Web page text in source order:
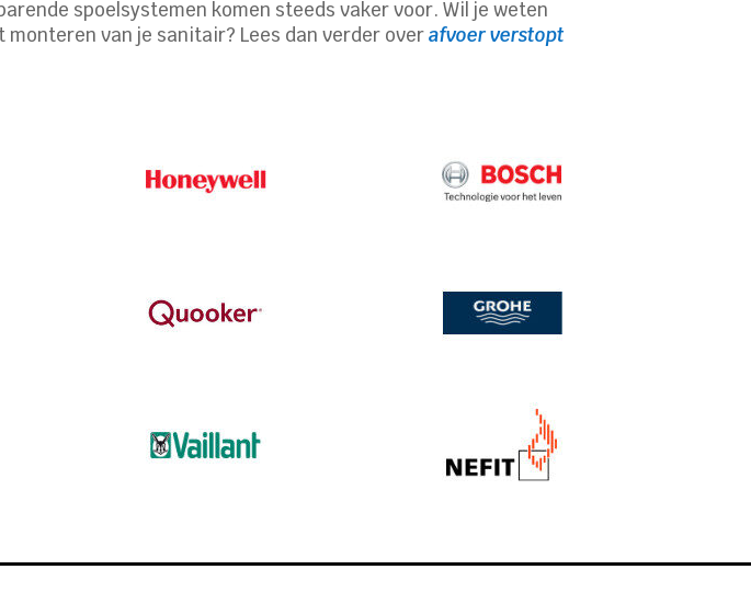
spoelsystemen komen steeds vaker voor. Wil je weten
van je sanitair? Lees dan verder overafvoer verstopt